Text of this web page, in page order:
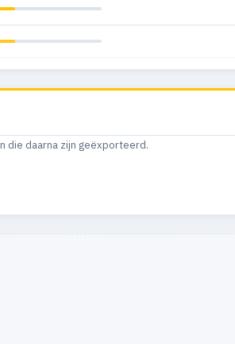
die daarna zijn geëxporteerd.